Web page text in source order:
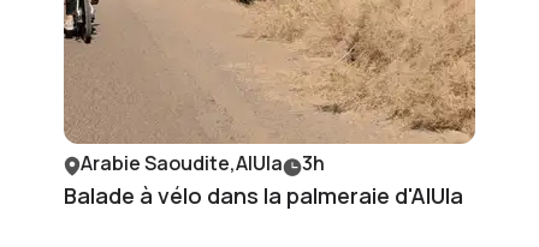
Arabie Saoudite,AlUla 3h
Balade à vélo dans la palmeraie d'AlUla